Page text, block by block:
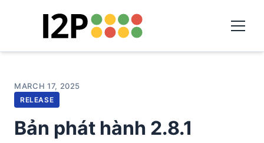
MARCH 17, 2025
RELEASE
Bản phát hành 2.8.1